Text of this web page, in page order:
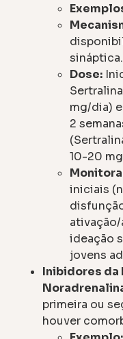
sináptica.
Dose:
mg/dia)
2
10-20
iniciais
ideação
jovens
Inibidores da
primeira ou
houver